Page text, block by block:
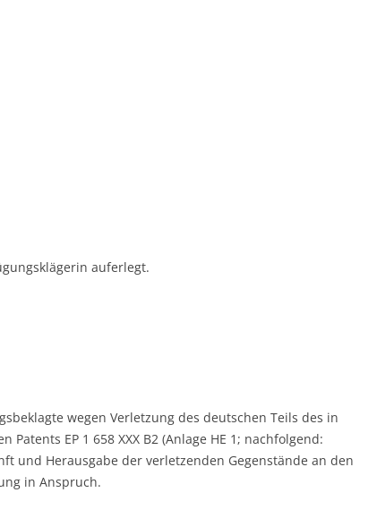
auferlegt.
wegen Verletzung des deutschen Teils des in
EP 1 658 XXX B2 (Anlage HE 1; nachfolgend:
und Herausgabe der verletzenden Gegenstände an den
in Anspruch.